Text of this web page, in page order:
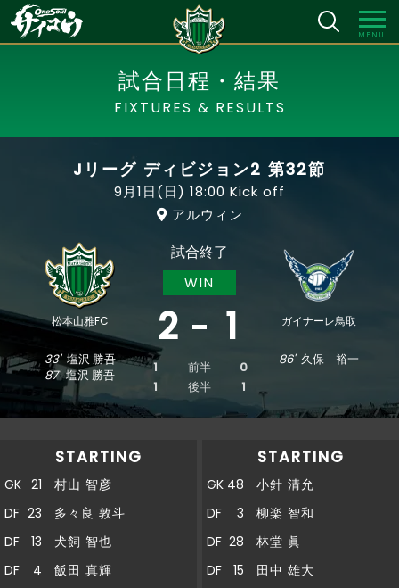
MENU
試合日程・結果
FIXTURES & RESULTS
Jリーグ ディビジョン2 第32節
9月1日(日) 18:00 Kick off
アルウィン
松本山雅FC
33' 塩沢 勝吾
87' 塩沢 勝吾
試合終了
WIN
2 1
1 前半
0
1
後半 1
ガイナーレ鳥取
86' 久保 裕一
STARTING
GK 21
村山 智彦
DF 23
多々良 敦斗
DF
13
犬飼 智也
DF
4
飯田 真輝
STARTING
GK 48
小針 清允
DF
3
柳楽 智和
DF 28
林堂 眞
DF
15
田中 雄大